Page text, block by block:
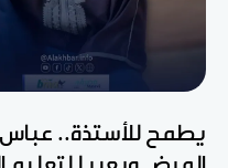
يطمح للأستذة..